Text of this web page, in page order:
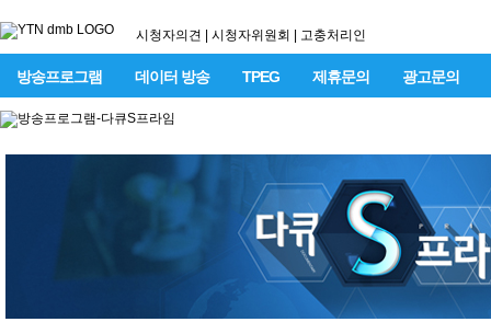
시청자의견 시청자위원회 고충처리인
방송프로그램 데이터 방송 TPEG 제휴문의 광고문의